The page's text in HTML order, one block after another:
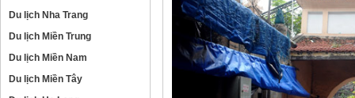
Du lịch Nha Trang
Du lịch Miền Trung
Du lịch Miền Nam
Du lịch Miền Tây